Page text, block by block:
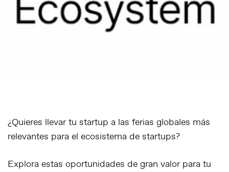
¿Quieres llevar tu startup a las ferias globales más
relevantes para el ecosistema de startups?
Explora estas oportunidades de gran valor para tu